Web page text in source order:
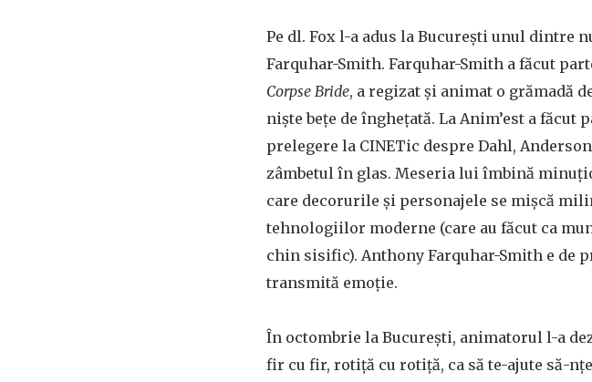
Pe dl. Fox l-a adus la București unul
Farquhar-Smith. Farquhar-Smith a făcut
Corpse Bride, a regizat și animat o grămadă
niște bețe de înghețată. La Anim’est a
prelegere la CINETic despre Dahl,
zâmbetul în glas. Meseria lui îmbină
care decorurile și personajele se mișcă
tehnologiilor moderne (care au făcut ca
chin sisific). Anthony Farquhar-Smith e de
transmită emoție.
În octombrie la București, animatorul l-a
fir cu fir, rotiță cu rotiță, ca să te-ajute să-